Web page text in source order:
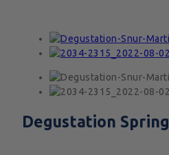
Degustation Spring